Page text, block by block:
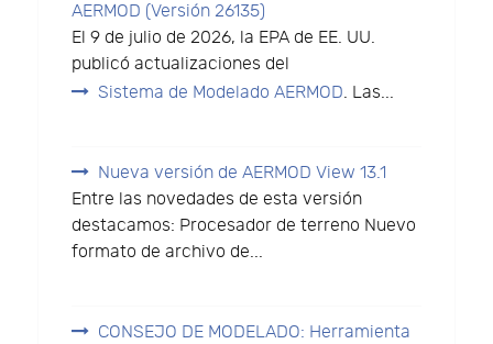
AERMOD (Versión 26135)
El 9 de julio de 2026, la EPA de EE. UU.
publicó actualizaciones del
Sistema de Modelado AERMOD. Las...
Nueva versión de AERMOD View 13.1
Entre las novedades de esta versión
destacamos: Procesador de terreno Nuevo
formato de archivo de...
CONSEJO DE MODELADO: Herramienta